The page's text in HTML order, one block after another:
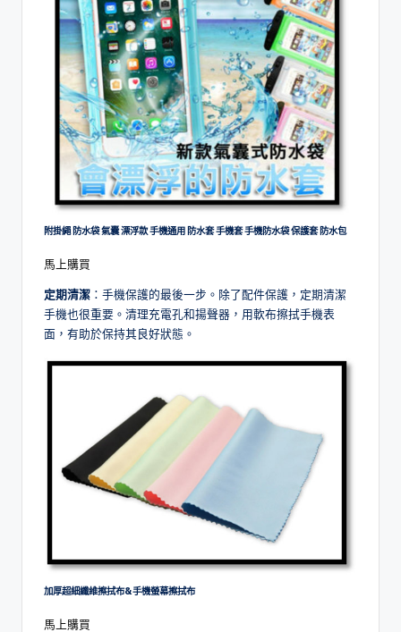
附掛繩 防水袋 氣囊 漂浮款 手機通用 防水套 手機套 手機防水袋 保護套 防水包
馬上購買
定期清潔 ：手機保護的最後一步。除了配件保護，定期清潔
手機也很重要。清理充電孔和揚聲器，用軟布擦拭手機表
面，有助於保持其良好狀態。
加厚超細纖維擦拭布&手機螢幕擦拭布
馬上購買